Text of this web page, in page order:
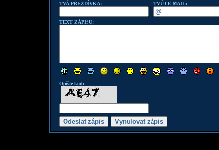
TVÁ PŘEZDÍVKA: TVŮJ E-MAIL:
TEXT ZÁPISU:
Opište kod: